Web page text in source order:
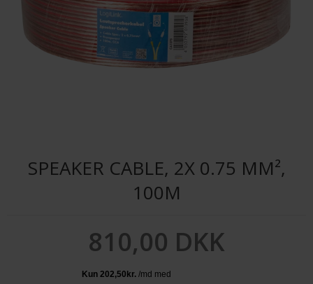
SPEAKER CABLE, 2X 0.75 MM²,
100M
810,00 DKK